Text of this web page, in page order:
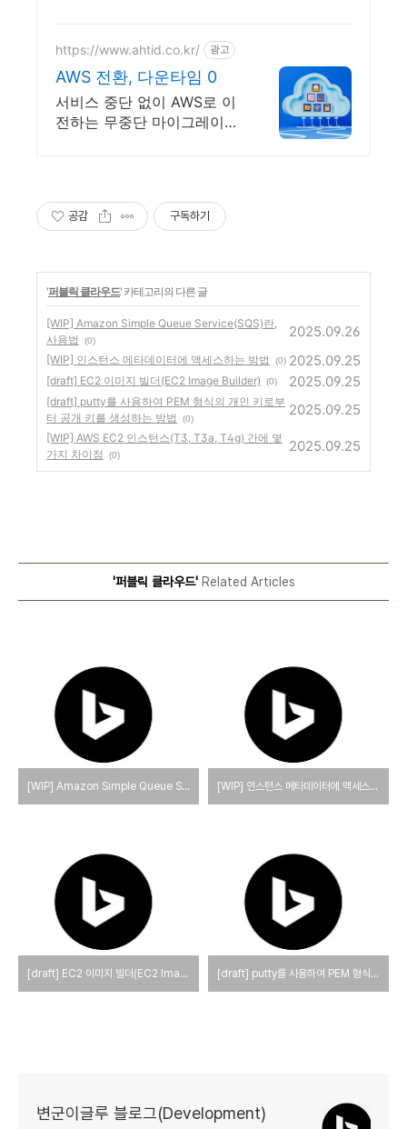
https://www.ahtid.co.kr/ 광고
AWS 전환, 다운타임 0
서비스 중단 없이 AWS로 이
전하는 무중단 마이그레이션
공감 구독하기
'퍼블릭 클라우드' 카테고리의 다른 글
[WIP] Amazon Simple Queue Service(SQS)란,
사용법
(0)
2025.09.26
[WIP] 인스턴스 메타데이터에 액세스하는 방법 (0) 2025.09.25
[draft] EC2 이미지 빌더(EC2 Image Builder) (0) 2025.09.25
[draft] putty를 사용하여 PEM 형식의 개인 키로부
터 공개 키를 생성하는 방법
(0)
2025.09.25
[WIP] AWS EC2 인스턴스(T3, T3a, T4g) 간에 몇
가지 차이점
(0)
2025.09.25
'퍼블릭 클라우드'Related Articles
[WIP] Amazon Simple Queue Service(SQS)란, 사용법 [WIP] 인스턴스 메타데이터에 액세스하는 방법
[draft] EC2 이미지 빌더(EC2 Image Builder) [draft] putty를 사용하여 PEM 형식의 개인 키로부터 공개 키를 생성하는 방법
변군이글루 블로그(Development)